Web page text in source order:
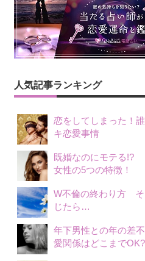
ビ
ゲ
ー
シ
ョ
ン
人気記事ランキング
恋をしてしまった！
キ恋愛事情
既婚なのにモテる!?
女性の5つの特徴！
W不倫の終わり方 そ
じたら…
年下男性との年の差
愛関係はどこまで